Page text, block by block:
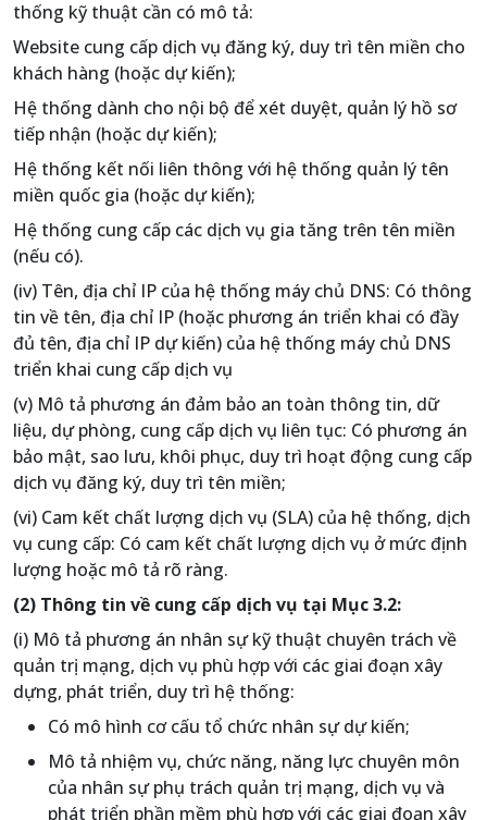
thống kỹ thuật cần có mô tả:
Website cung cấp dịch vụ đăng ký, duy trì tên miền cho
khách hàng (hoặc dự kiến);
Hệ thống dành cho nội bộ để xét duyệt, quản lý hồ sơ
tiếp nhận (hoặc dự kiến);
Hệ thống kết nối liên thông với hệ thống quản lý tên
miền quốc gia (hoặc dự kiến);
Hệ thống cung cấp các dịch vụ gia tăng trên tên miền
(nếu có).
(iv) Tên, địa chỉ IP của hệ thống máy chủ DNS: Có thông
tin về tên, địa chỉ IP (hoặc phương án triển khai có đầy
đủ tên, địa chỉ IP dự kiến) của hệ thống máy chủ DNS
triển khai cung cấp dịch vụ
(v) Mô tả phương án đảm bảo an toàn thông tin, dữ
liệu, dự phòng, cung cấp dịch vụ liên tục: Có phương án
bảo mật, sao lưu, khôi phục, duy trì hoạt động cung cấp
dịch vụ đăng ký, duy trì tên miền;
(vi) Cam kết chất lượng dịch vụ (SLA) của hệ thống, dịch
vụ cung cấp: Có cam kết chất lượng dịch vụ ở mức định
lượng hoặc mô tả rõ ràng.
(2) Thông tin về cung cấp dịch vụ tại Mục 3.2:
(i) Mô tả phương án nhân sự kỹ thuật chuyên trách về
quản trị mạng, dịch vụ phù hợp với các giai đoạn xây
dựng, phát triển, duy trì hệ thống:
Có mô hình cơ cấu tổ chức nhân sự dự kiến;
Mô tả nhiệm vụ, chức năng, năng lực chuyên môn
của nhân sự phụ trách quản trị mạng, dịch vụ và
phát triển phần mềm phù hợp với các giai đoạn xây